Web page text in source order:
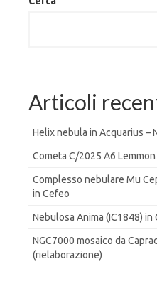
Articoli
Helix nebula in Acquarius –
Cometa C/2025 A6
Complesso nebulare Mu
in Cefeo
Nebulosa Anima (IC1848)
NGC7000 mosaico da
(rielaborazione)